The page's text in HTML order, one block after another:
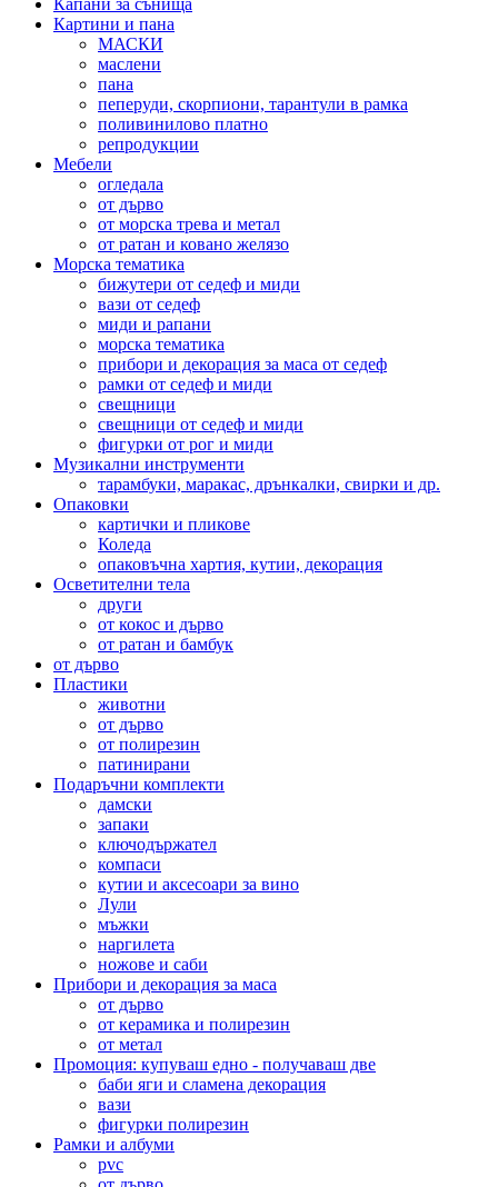
Капани за сънища
Картини и пана
МАСКИ
маслени
пана
пеперуди, скорпиони, тарантули в рамка
поливинилово платно
репродукции
Мебели
огледала
от дърво
от морска трева и метал
от ратан и ковано желязо
Морска тематика
бижутери от седеф и миди
вази от седеф
миди и рапани
морска тематика
прибори и декорация за маса от седеф
рамки от седеф и миди
свещници
свещници от седеф и миди
фигурки от рог и миди
Музикални инструменти
тарамбуки, маракас, дрънкалки, свирки и др.
Опаковки
картички и пликове
Коледа
опаковъчна хартия, кутии, декорация
Осветителни тела
други
от кокос и дърво
от ратан и бамбук
от дърво
Пластики
животни
от дърво
от полирезин
патинирани
Подаръчни комплекти
дамски
запаки
ключодържател
компаси
кутии и аксесоари за вино
Лули
мъжки
наргилета
ножове и саби
Прибори и декорация за маса
от дърво
от керамика и полирезин
от метал
Промоция: купуваш едно - получаваш две
баби яги и сламена декорация
вази
фигурки полирезин
Рамки и албуми
pvc